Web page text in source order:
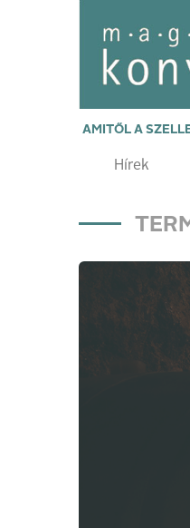
AMITŐL A
Hírek